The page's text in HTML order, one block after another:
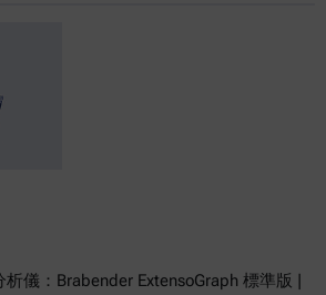
儀：Brabender ExtensoGraph 標準版 |